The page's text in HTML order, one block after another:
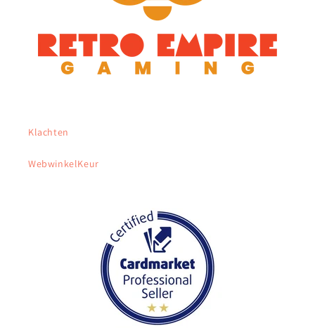
Klachten
WebwinkelKeur